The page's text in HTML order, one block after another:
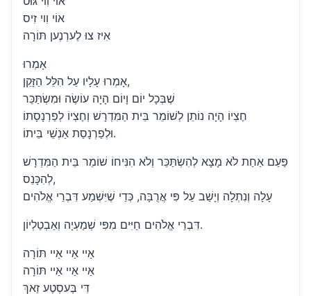
אוֹי וִוי זִיס
אִיז צוּ לֶערְנֶען תּוֹרָה
אָמְרוּ
אָמְרוּ עָלָיו עַל הִלֵּל הַזָּקֵן,
שֶׁבְּכָל יוֹם וָיוֹם הָיָה עוֹשֶׂה וּמִשְׂתַּכֵּר
חֶצְיוֹ הָיָה נוֹתֵן לְשׁוֹמֵר בֵּית הַמִּדְרָשׁ וְחֶצְיוֹ לְפַרְנָסָתוֹ
וּלְפַרְנָסַת אַנְשֵׁי בֵּיתוֹ.
פַּעַם אַחַת לֹא מָצָא לְהִשְׂתַּכֵּר וְלֹא הִנִּיחוֹ שׁוֹמֵר בֵּית הַמִּדְרָשׁ
לְהִכָּנֵס,
עָלָה וְנִתְלָה וְיָשַׁב עַל פִּי אֲרֻבָּה, כְּדֵי שֶׁיִּשְׁמַע דִּבְרֵי אֱלֹהִים
דִּבְרֵי אֱלֹהִים חַיִּים מִפִּי שְׁמַעְיָה וְאַבְטַלְיוֹן.
אַיי אַיי אַיי תּוֹרָה
אַיי אַיי אַיי תּוֹרָה
דִּי בֶּעסְטֶע זַאךְ